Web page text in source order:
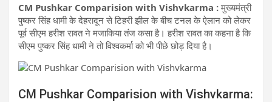
CM Pushkar Comparision with Vishvkarma :मुख्यमंत्री
पुष्कर सिंह धामी के देहरादून से टिहरी झील के बीच टनल के ऐलान को लेकर
पूर्व सीएम हरीश रावत ने मजाकिया तंज कसा है। हरीश रावत का कहना है कि
सीएम पुष्कर सिंह धामी ने तो विश्वकर्मा को भी पीछे छोड़ दिया है।
CM Pushkar Comparision with Vishvkarma: